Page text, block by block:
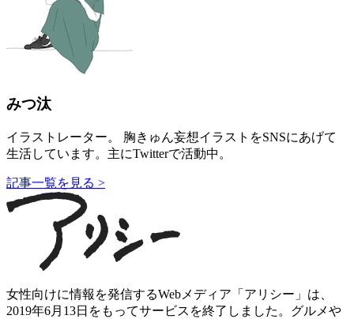
みつ汰
イラストレーター。 胸きゅん妄想イラストをSNSにあげて
生活しています。主にTwitterで活動中。
記事一覧を見る >
女性向けに情報を発信するWebメディア「アリシー」は、
2019年6月13日をもってサービスを終了しました。グルメや